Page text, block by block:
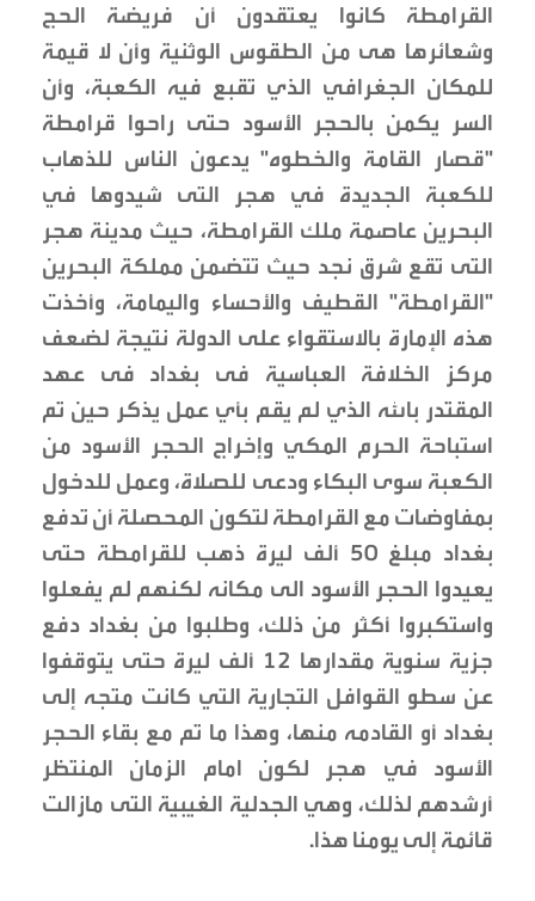
القرامطة كانوا يعتقدون أن فريضة الحج
وشعائرها هى من الطقوس الوثنية وأن لا قيمة
للمكان الجغرافي الذي تقبع فيه الكعبة، وأن
السر يكمن بالحجر الأسود حتى راحوا قرامطة
"قصار القامة والخطوه" يدعون الناس للذهاب
للكعبة الجديدة في هجر التى شيدوها في
البحرين عاصمة ملك القرامطة، حيث مدينة هجر
التى تقع شرق نجد حيث تتضمن مملكة البحرين
"القرامطة" القطيف والأحساء واليمامة، وأخذت
هذه الإمارة بالاستقواء على الدولة نتيجة لضعف
مركز الخلافة العباسية فى بغداد فى عهد
المقتدر بالله الذي لم يقم بأي عمل يذكر حين تم
استباحة الحرم المكي وإخراج الحجر الأسود من
الكعبة سوى البكاء ودعى للصلاة، وعمل للدخول
بمفاوضات مع القرامطة لتكون المحصلة أن تدفع
بغداد مبلغ 50 ألف ليرة ذهب للقرامطة حتى
يعيدوا الحجر الأسود الى مكانه لكنهم لم يفعلوا
واستكبروا أكثر من ذلك، وطلبوا من بغداد دفع
جزية سنوية مقدارها 12 ألف ليرة حتى يتوقفوا
عن سطو القوافل التجارية التي كانت متجه إلى
بغداد أو القادمه منها، وهذا ما تم مع بقاء الحجر
الأسود في هجر لكون امام الزمان المنتظر
أرشدهم لذلك، وهي الجدلية الغيبية التى مازالت
قائمة إلى يومنا هذا.